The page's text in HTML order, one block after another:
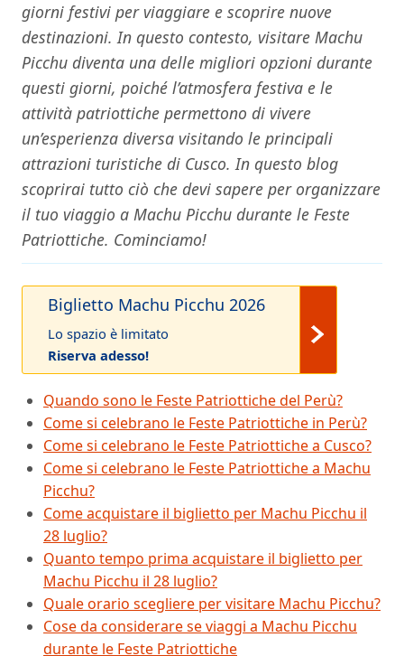
giorni festivi per viaggiare e scoprire nuove
destinazioni. In questo contesto, visitare Machu
Picchu diventa una delle migliori opzioni durante
questi giorni, poiché l’atmosfera festiva e le
attività patriottiche permettono di vivere
un’esperienza diversa visitando le principali
attrazioni turistiche di Cusco. In questo blog
scoprirai tutto ciò che devi sapere per organizzare
il tuo viaggio a Machu Picchu durante le Feste
Patriottiche. Cominciamo!
Biglietto Machu Picchu 2026
Lo spazio è limitato
Riserva adesso!
Quando sono le Feste Patriottiche del Perù?
Come si celebrano le Feste Patriottiche in Perù?
Come si celebrano le Feste Patriottiche a Cusco?
Come si celebrano le Feste Patriottiche a Machu
Picchu?
Come acquistare il biglietto per Machu Picchu il
28 luglio?
Quanto tempo prima acquistare il biglietto per
Machu Picchu il 28 luglio?
Quale orario scegliere per visitare Machu Picchu?
Cose da considerare se viaggi a Machu Picchu
durante le Feste Patriottiche